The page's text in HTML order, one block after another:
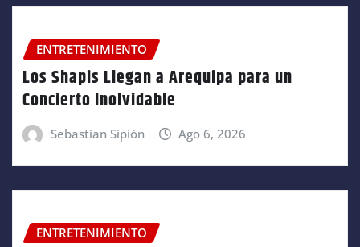
ENTRETENIMIENTO
Los Shapis Llegan a Arequipa para un
Concierto Inolvidable
Sebastian Sipión Ago 6, 2026
ENTRETENIMIENTO